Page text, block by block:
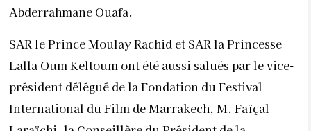
Abderrahmane Ouafa.
SAR le Prince Moulay Rachid et SAR la Princesse
Lalla Oum Keltoum ont été aussi salués par le vice-
président délégué de la Fondation du Festival
International du Film de Marrakech, M. Faïçal